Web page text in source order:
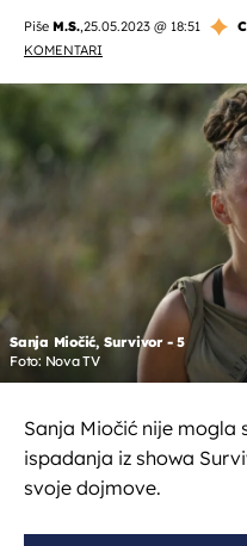
Piše M.S.,25.05.2023 @ 18:51
KOMENTARI
Sanja Miočić, Survivor - 5
Foto: Nova TV
Sanja Miočić nije mogla
ispadanja iz showa
svoje dojmove.